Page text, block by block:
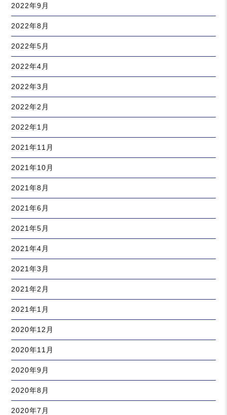
2022年9月
2022年8月
2022年5月
2022年4月
2022年3月
2022年2月
2022年1月
2021年11月
2021年10月
2021年8月
2021年6月
2021年5月
2021年4月
2021年3月
2021年2月
2021年1月
2020年12月
2020年11月
2020年9月
2020年8月
2020年7月